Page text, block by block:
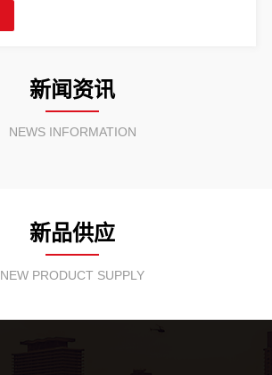
新闻资讯
NEWS INFORMATION
新品供应
NEW PRODUCT SUPPLY